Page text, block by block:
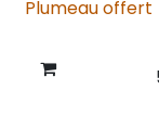
Plumeau offert